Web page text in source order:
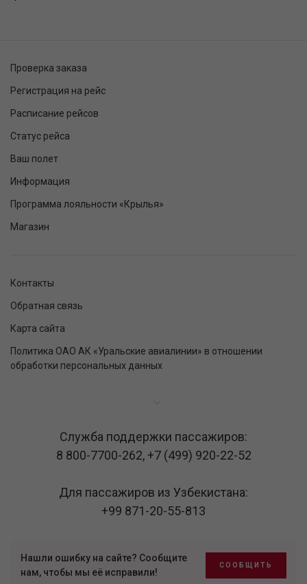
Проверка заказа
Регистрация на рейс
Расписание рейсов
Статус рейса
Ваш полет
Информация
Программа лояльности «Крылья»
Магазин
Контакты
Обратная связь
Карта сайта
Политика ОАО АК «Уральские авиалинии» в отношении
обработки персональных данных
Служба поддержки пассажиров:
8 800-7700-262,+7 (499) 920-22-52
Для пассажиров из Узбекистана:
+99 871-20-55-813
Нашли ошибку на сайте? Сообщите
нам, чтобы мы её исправили!
СООБЩИТЬ